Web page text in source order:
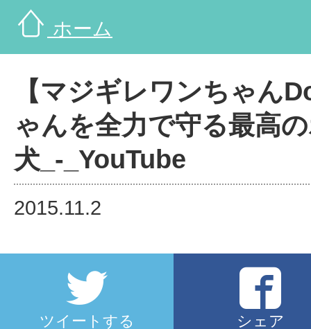
ホーム
で守る最高のボディーガード犬
【マジギレワンちゃん
ゃんを全力で守る最高
犬_-_YouTube
2015.11.2
ツイートする シェア